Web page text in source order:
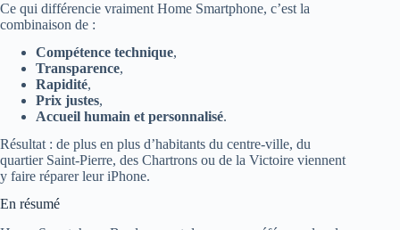
Ce qui différencie vraiment Home Smartphone, c’est la
combinaison de :
Compétence technique,
Transparence,
Rapidité,
Prix justes,
Accueil humain et personnalisé.
Résultat : de plus en plus d’habitants du centre-ville, du
quartier Saint-Pierre, des Chartrons ou de la Victoire viennent
y faire réparer leur iPhone.
En résumé